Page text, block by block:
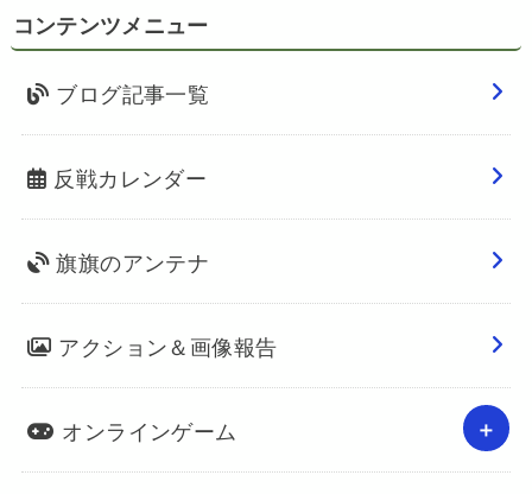
コンテンツメニュー
ブログ記事一覧
反戦カレンダー
旗旗のアンテナ
アクション＆画像報告
オンラインゲーム